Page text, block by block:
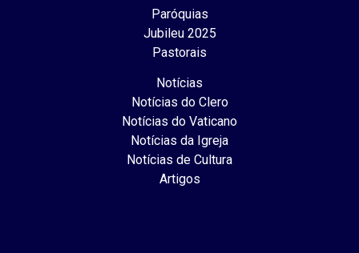
Paróquias
Jubileu 2025
Pastorais
Notícias
Notícias do Clero
Notícias do Vaticano
Notícias da Igreja
Notícias de Cultura
Artigos